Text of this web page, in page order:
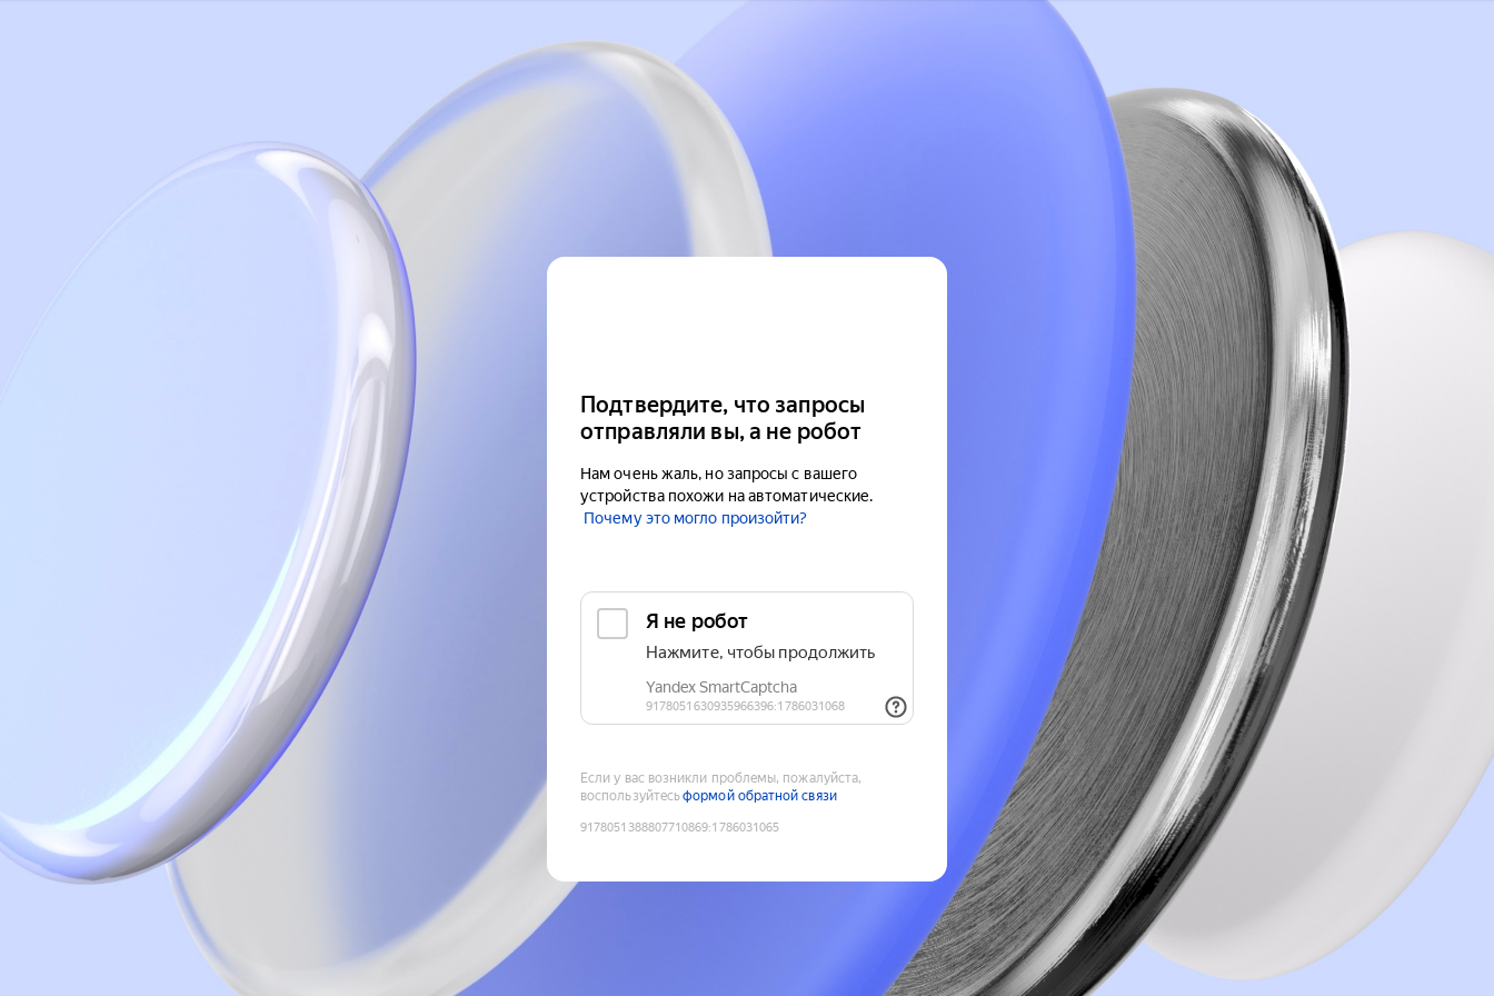
Подтвердите, что запросы
отправляли вы, а не робот
Нам очень жаль, но запросы с вашего
устройства похожи на автоматические.
Почему это могло произойти?
Если у вас возникли проблемы, пожалуйста,
воспользуйтесьформой обратной связи
9178051388807710869:1786031065